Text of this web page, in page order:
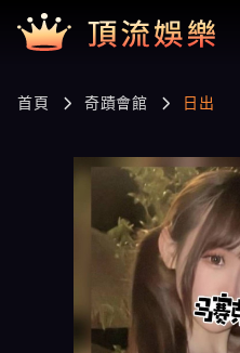
首頁 奇蹟會館 日出